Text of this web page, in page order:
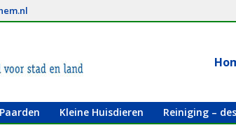
Paarden Kleine Huisdieren Reiniging –